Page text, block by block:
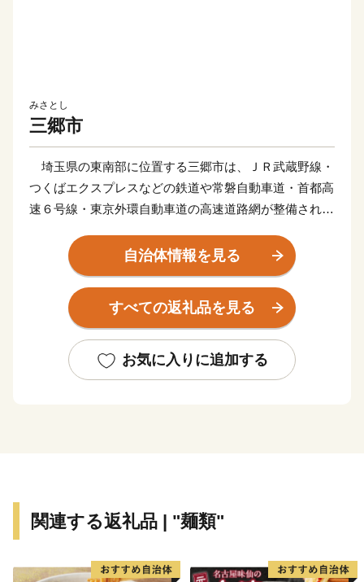
みさとし
三郷市
埼玉県の東南部に位置する三郷市は、ＪＲ武蔵野線・
つくばエクスプレスなどの鉄道や常磐自動車道・首都高
速６号線・東京外環自動車道の高速道路網が整備されて
郷インターチェンジ周辺の土地区画整理などにより、人
口増加と企業進出が進む一方で、豊かな自然に恵まれ、
四季折々の景色を楽しむことができる魅力あふれるまち
として、にぎわいを見せています。
建設中の三郷流山橋が令和５年度に開通予定であるとと
もに、常磐自動車道三郷料金所スマートインターチェン
掲げ、「全国家読ゆうびんコンクール」、「秋の読書ま
これまで続いてきた三郷市の発展をさらに飛躍させ、
自治体情報を見る
すべての返礼品を見る
お気に入りに追加する
関連する返礼品 | "麺類"